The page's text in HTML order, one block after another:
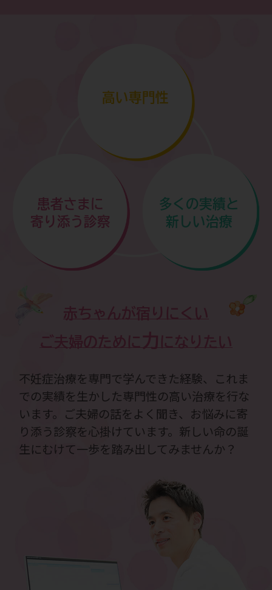
詳しくはこちらをご覧ください＞
高い専門性
患者さまに
寄り添う診察
多くの実績と
新しい治療
赤ちゃんが宿りにくい
ご夫婦のために 力 になりたい
不妊症治療を専門で学んできた経験、これま
での実績を生かした専門性の高い治療を行な
います。ご夫婦の話をよく聞き、お悩みに寄
り添う診察を心掛けています。新しい命の誕
生にむけて一歩を踏み出してみませんか？